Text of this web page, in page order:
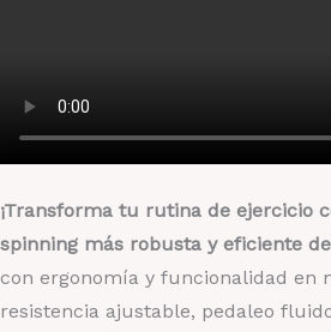
¡Transforma tu rutina de ejercicio
spinning más robusta y eficiente
con ergonomía y funcionalidad en
resistencia ajustable, pedaleo